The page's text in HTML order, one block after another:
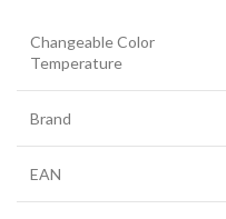
Changeable Color
Temperature
Brand
EAN